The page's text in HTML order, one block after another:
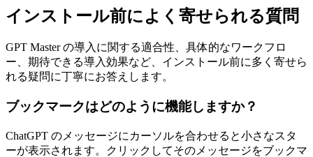
インストール前によく寄せられる質問
GPT Master の導入に関する適合性、具体的なワークフロ
ー、期待できる導入効果など、インストール前に多く寄せら
れる疑問に丁寧にお答えします。
ブックマークはどのように機能しますか？
ChatGPT のメッセージにカーソルを合わせると小さなスタ
ーが表示されます。クリックしてそのメッセージをブックマ